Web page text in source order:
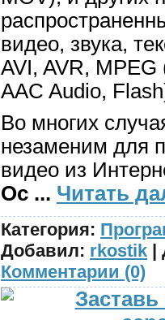
видео, звука,
AVI, AVR,
AAC Audio,
Во многих
незаменим для
видео из
Ос ... Читать
Категория:
Добавил: rkostik |
Комментарии (0)